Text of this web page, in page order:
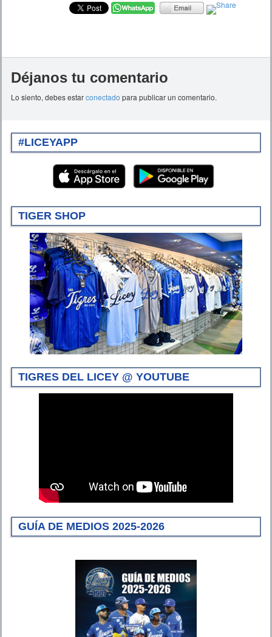
Déjanos tu comentario
Lo siento, debes estarconectado para publicar un comentario.
#LICEYAPP
TIGER SHOP
TIGRES DEL LICEY @ YOUTUBE
GUÍA DE MEDIOS 2025-2026